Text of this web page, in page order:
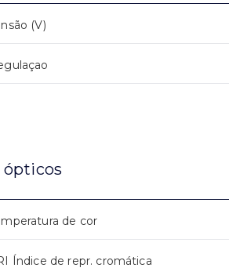
(V)
ópticos
de cor
Índice de repr. cromática